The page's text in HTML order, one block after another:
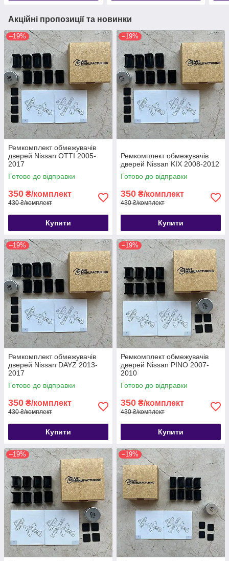
Акційні пропозиції та новинки
–19%
Ремкомплект обмежувачів
дверей Nissan OTTI 2005-
2017
Готово до відправки
350 ₴/комплект
430 ₴/комплект
Купити
–19%
Ремкомплект обмежувачів
дверей Nissan KIX 2008-2012
Готово до відправки
350 ₴/комплект
430 ₴/комплект
Купити
–19%
Ремкомплект обмежувачів
дверей Nissan DAYZ 2013-
2017
Готово до відправки
350 ₴/комплект
430 ₴/комплект
Купити
–19%
Ремкомплект обмежувачів
дверей Nissan PINO 2007-
2010
Готово до відправки
350 ₴/комплект
430 ₴/комплект
Купити
–19% –19%